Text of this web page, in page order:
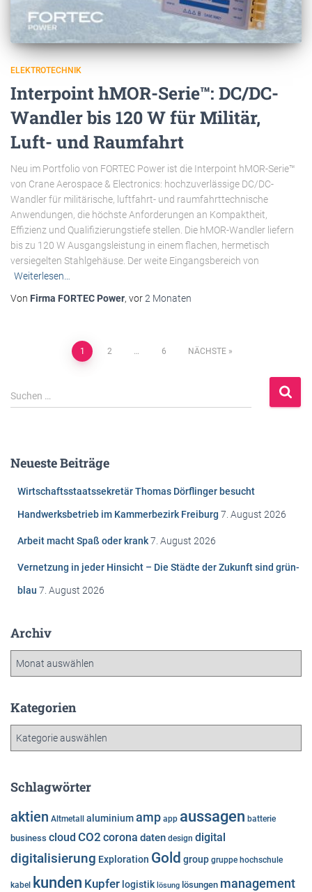
ELEKTROTECHNIK
Interpoint hMOR-Serie™: DC/DC-
Wandler bis 120 W für Militär,
Luft- und Raumfahrt
Neu im Portfolio von FORTEC Power ist die Interpoint hMOR-Serie™
von Crane Aerospace & Electronics: hochzuverlässige DC/DC-
Wandler für militärische, luftfahrt- und raumfahrttechnische
Anwendungen, die höchste Anforderungen an Kompaktheit,
Effizienz und Qualifizierungstiefe stellen. Die hMOR-Wandler liefern
bis zu 120 W Ausgangsleistung in einem flachen, hermetisch
versiegelten Stahlgehäuse. Der weite Eingangsbereich von
Weiterlesen…
Von Firma FORTEC Power, vor2 Monaten
Beitragsnavigation
1 2 6 NÄCHSTE
S
u
n
Suchen …
Neueste Beiträge
Wirtschaftsstaatssekretär Thomas Dörflinger besucht
Handwerksbetrieb im Kammerbezirk Freiburg 7. August 2026
Arbeit macht Spaß oder krank7. August 2026
Vernetzung in jeder Hinsicht – Die Städte der Zukunft sind grün-
blau 7. August 2026
Archiv
h
Kategorien
g
r
i
e
Schlagwörter
aktien Altmetall aluminiumamp app aussagen batterie
business cloud CO2 corona daten design digital
digitalisierung Exploration Gold group gruppe hochschule
kabel kunden Kupfer logistik lösung lösungen management